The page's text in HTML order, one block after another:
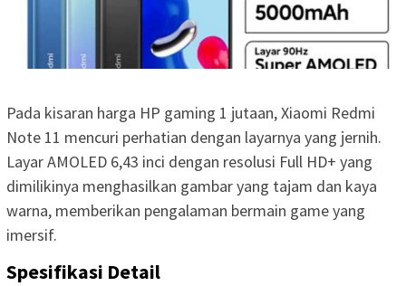
Pada kisaran harga HP gaming 1 jutaan, Xiaomi Redmi
Note 11 mencuri perhatian dengan layarnya yang jernih.
Layar AMOLED 6,43 inci dengan resolusi Full HD+ yang
dimilikinya menghasilkan gambar yang tajam dan kaya
warna, memberikan pengalaman bermain game yang
imersif.
Spesifikasi Detail